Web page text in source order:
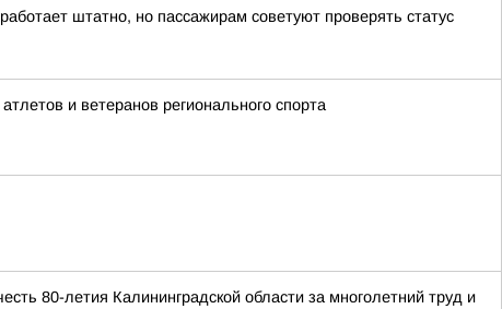
штатно, но пассажирам советуют проверять статус
и ветеранов регионального спорта
80-летия Калининградской области за многолетний труд и